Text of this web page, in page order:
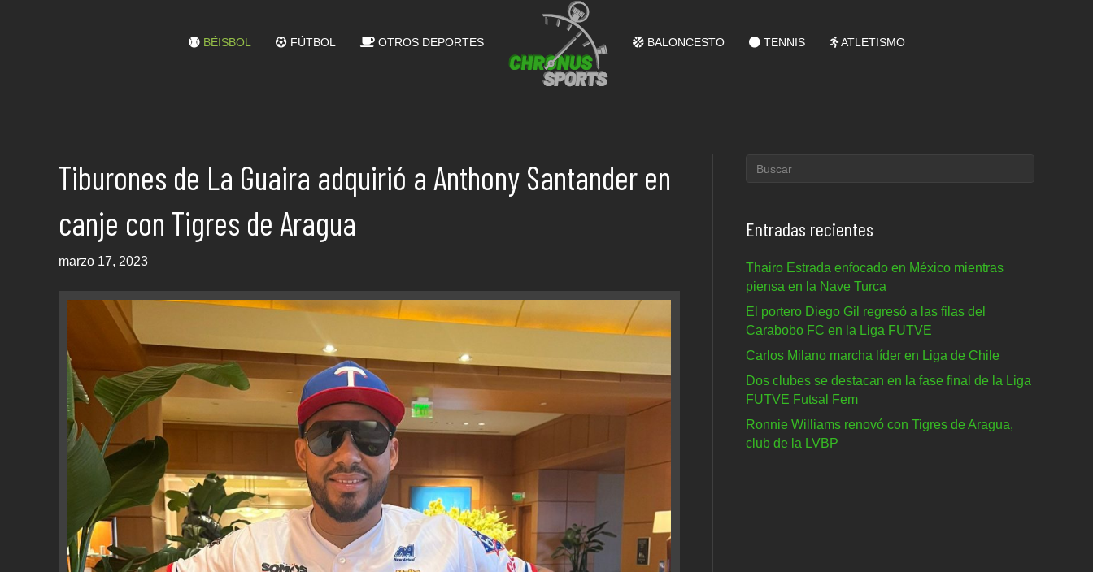
BÉISBOL FÚTBOL OTROS DEPORTES BALONCESTO TENNIS ATLETISMO
Tiburones de La Guaira adquirió a Anthony Santander en
canje con Tigres de Aragua
marzo 17, 2023
Entradas recientes
Thairo Estrada enfocado en México mientras
piensa en la Nave Turca
El portero Diego Gil regresó a las filas del
Carabobo FC en la Liga FUTVE
Carlos Milano marcha líder en Liga de Chile
Dos clubes se destacan en la fase final de la Liga
FUTVE Futsal Fem
Ronnie Williams renovó con Tigres de Aragua,
club de la LVBP